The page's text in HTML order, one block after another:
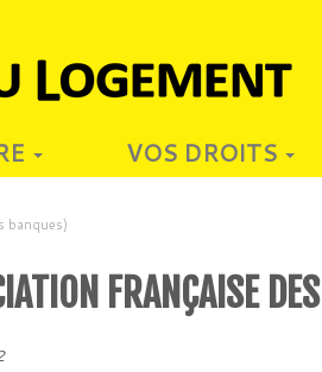
VOS DROITS
banques)
FRANÇAISE